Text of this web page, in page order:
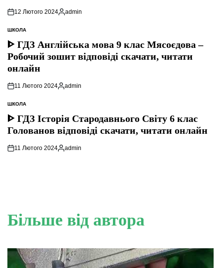
12 Лютого 2024
Опубліковано
admin
ОПУБЛІКУВАТИ
У
ШКОЛА
ᐈ ГДЗ Англійська мова 9 клас Мясоєдова –
Робочий зошит відповіді скачати, читати
онлайн
11 Лютого 2024
Опубліковано
admin
ОПУБЛІКУВАТИ
У
ШКОЛА
ᐈ ГДЗ Історія Стародавнього Свiту 6 клас
Голованов відповіді скачати, читати онлайн
11 Лютого 2024
Опубліковано
admin
Більше від автора